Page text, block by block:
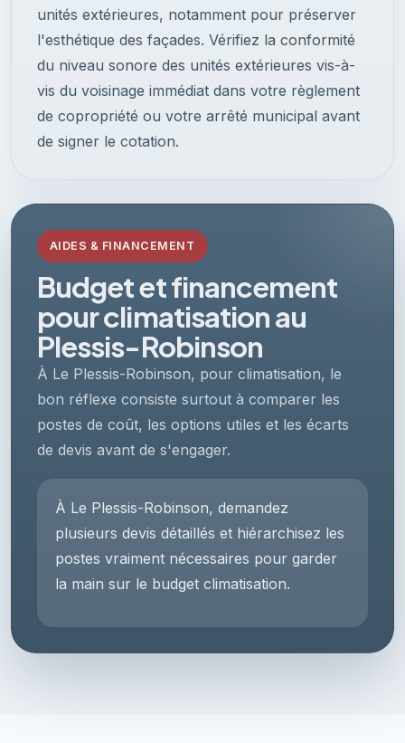
unités extérieures, notamment pour préserver
l'esthétique des façades. Vérifiez la conformité
du niveau sonore des unités extérieures vis-à-
vis du voisinage immédiat dans votre règlement
de copropriété ou votre arrêté municipal avant
de signer le cotation.
AIDES & FINANCEMENT
Budget et financement
pour climatisation au
Plessis-Robinson
À Le Plessis-Robinson, pour climatisation, le
bon réflexe consiste surtout à comparer les
postes de coût, les options utiles et les écarts
de devis avant de s'engager.
À Le Plessis-Robinson, demandez
plusieurs devis détaillés et hiérarchisez les
postes vraiment nécessaires pour garder
la main sur le budget climatisation.